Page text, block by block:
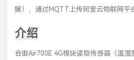
据），通过MQTT上传阿里云物联网平
介绍
合宙Air700E 4G模块读取传感器（温湿